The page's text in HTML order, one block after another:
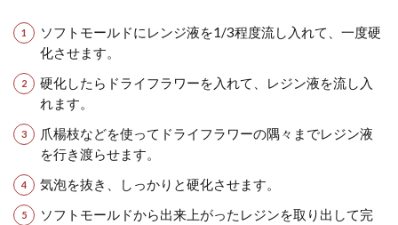
ソフトモールドにレンジ液を1/3程度流し入れて、一度硬
化させます。
硬化したらドライフラワーを入れて、レジン液を流し入
れます。
爪楊枝などを使ってドライフラワーの隅々までレジン液
を行き渡らせます。
気泡を抜き、しっかりと硬化させます。
ソフトモールドから出来上がったレジンを取り出して完